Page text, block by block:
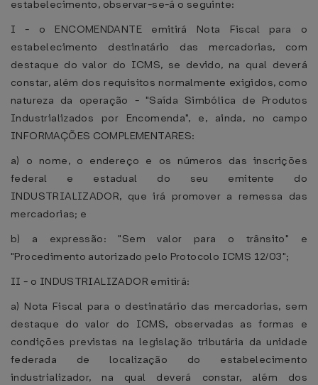
estabelecimento, observar-se-á o seguinte:
I - o ENCOMENDANTE emitirá Nota Fiscal para o
estabelecimento destinatário das mercadorias, com
destaque do valor do ICMS, se devido, na qual deverá
constar, além dos requisitos normalmente exigidos, como
natureza da operação - "Saída Simbólica de Produtos
Industrializados por Encomenda", e, ainda, no campo
INFORMAÇÕES COMPLEMENTARES:
a) o nome, o endereço e os números das inscrições
federal e estadual do seu emitente do
INDUSTRIALIZADOR, que irá promover a remessa das
mercadorias; e
b) a expressão: "Sem valor para o trânsito" e
"Procedimento autorizado pelo Protocolo ICMS 12/03";
II - o INDUSTRIALIZADOR emitirá:
a) Nota Fiscal para o destinatário das mercadorias, sem
destaque do valor do ICMS, observadas as formas e
condições previstas na legislação tributária da unidade
federada de localização do estabelecimento
industrializador, na qual deverá constar, além dos